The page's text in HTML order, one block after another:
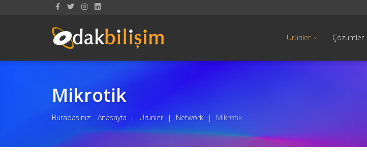
Ürünler Çözümler
Mikrotik
Buradasınız: Anasayfa | Ürünler | Network | Mikrotik